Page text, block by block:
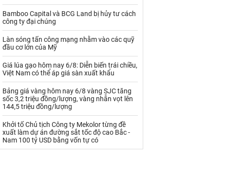
Sữa
Than Thức ăn chăn nuôi
Thủy hải sản khác Tôm
Vàng
VLXD khác Xăng dầu
Xi măng - Clynker
Bamboo Capital và BCG Land bị hủy tư cách
công ty đại chúng
Làn sóng tấn công mạng nhằm vào các quỹ
đầu cơ lớn của Mỹ
Giá lúa gạo hôm nay 6/8: Diễn biến trái chiều,
Việt Nam có thể áp giá sàn xuất khẩu
Bảng giá vàng hôm nay 6/8 vàng SJC tăng
sốc 3,2 triệu đồng/lượng, vàng nhẫn vọt lên
144,5 triệu đồng/lượng
Khởi tố Chủ tịch Công ty Mekolor từng đề
xuất làm dự án đường sắt tốc độ cao Bắc -
Nam 100 tỷ USD bằng vốn tự có